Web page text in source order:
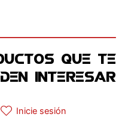
QUE TE
INTERESAR
Inicie sesión